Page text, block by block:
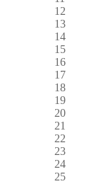
12
13
14
15
16
17
18
19
20
21
22
23
24
25